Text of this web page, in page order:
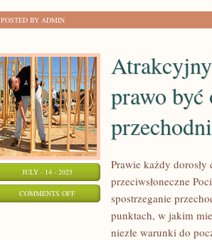
POSTED BY ADMIN
JULY - 14 - 2025
COMMENTS OFFON
DOŚWIADCZENIEM
prawo być
Prawie każdy
przeciwsłoneczne
spostrzeganie
punktach, w jakim
niezłe warunki do